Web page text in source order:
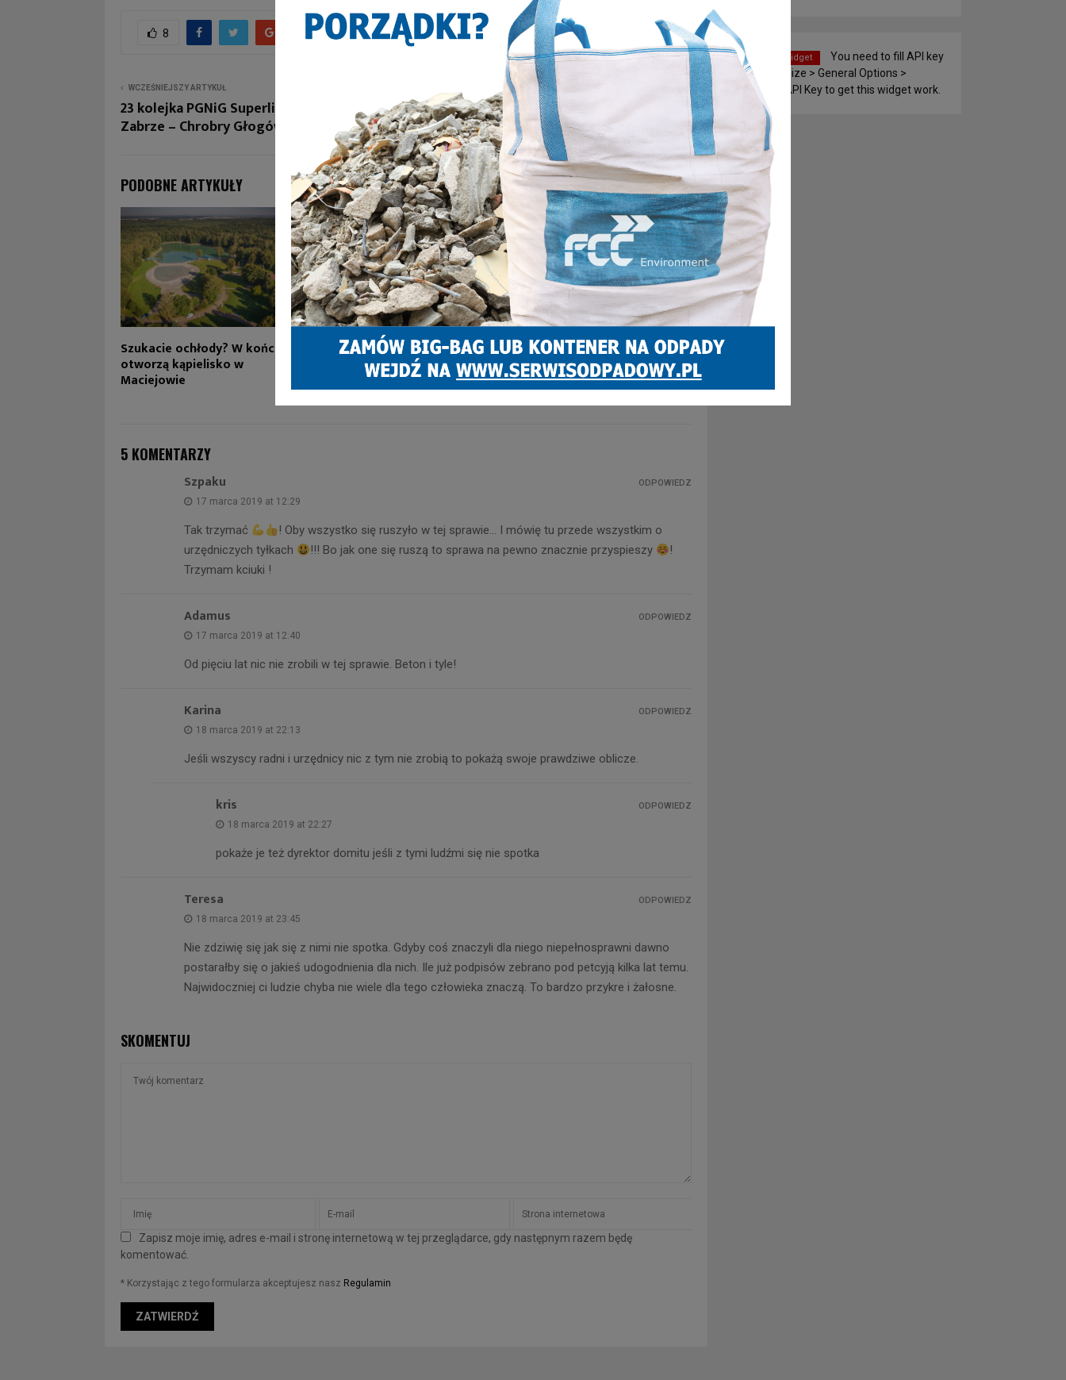
8
WCZEŚNIEJSZY ARTYKUŁ
23 kolejka PGNiG Superligi: NMC Górnik
Zabrze – Chrobry Głogów
100 km przez lublinieckie lasy –
policjant z odznaką komandosa
PODOBNE ARTYKUŁY
Szukacie ochłody? W końcu
otworzą kąpielisko w
Maciejowie
Mecz Górnika ze Śląskiem
Wrocław w Zabrzu. Uwaga na
duże utrudnienia w ruchu i
zamknięte ulice!
Zatrzymanie poszukiwanego –
doszło do szarpaniny z
użyciem paralizatora
5 KOMENTARZY
Szpaku
17 marca 2019 at 12:29
Tak trzymać
! Oby wszystko się ruszyło w tej sprawie… I mówię tu przede wszystkim o
urzędniczych tyłkach
!!! Bo jak one się ruszą to sprawa na pewno znacznie przyspieszy
!
Trzymam kciuki !
ODPOWIEDZ
Adamus
17 marca 2019 at 12:40
Od pięciu lat nic nie zrobili w tej sprawie. Beton i tyle!
ODPOWIEDZ
Karina
18 marca 2019 at 22:13
Jeśli wszyscy radni i urzędnicy nic z tym nie zrobią to pokażą swoje prawdziwe oblicze.
ODPOWIEDZ
kris
18 marca 2019 at 22:27
pokaże je też dyrektor domitu jeśli z tymi ludźmi się nie spotka
ODPOWIEDZ
Teresa
18 marca 2019 at 23:45
Nie zdziwię się jak się z nimi nie spotka. Gdyby coś znaczyli dla niego niepełnosprawni dawno
postarałby się o jakieś udogodnienia dla nich. Ile już podpisów zebrano pod petcyją kilka lat temu.
Najwidoczniej ci ludzie chyba nie wiele dla tego człowieka znaczą. To bardzo przykre i żałosne.
ODPOWIEDZ
SKOMENTUJ
Zapisz moje imię, adres e-mail i stronę internetową w tej przeglądarce, gdy następnym razem będę
komentować.
* Korzystając z tego formularza akceptujesz nasz Regulamin
Weather widget
You need to fill API key
to Customize > General Options >
Weather API Key to get this widget work.